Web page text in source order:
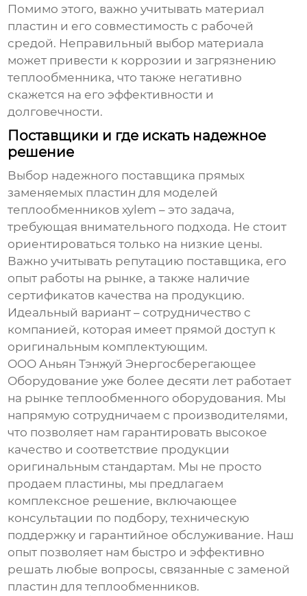
Помимо этого, важно учитывать материал
пластин и его совместимость с рабочей
средой. Неправильный выбор материала
может привести к коррозии и загрязнению
теплообменника, что также негативно
скажется на его эффективности и
долговечности.
Поставщики и где искать надежное
решение
Выбор надежного поставщика прямых
заменяемых пластин для моделей
теплообменников xylem – это задача,
требующая внимательного подхода. Не стоит
ориентироваться только на низкие цены.
Важно учитывать репутацию поставщика, его
опыт работы на рынке, а также наличие
сертификатов качества на продукцию.
Идеальный вариант – сотрудничество с
компанией, которая имеет прямой доступ к
оригинальным комплектующим.
ООО Аньян Тэнжуй Энергосберегающее
Оборудование уже более десяти лет работает
на рынке теплообменного оборудования. Мы
напрямую сотрудничаем с производителями,
что позволяет нам гарантировать высокое
качество и соответствие продукции
оригинальным стандартам. Мы не просто
продаем пластины, мы предлагаем
комплексное решение, включающее
консультации по подбору, техническую
поддержку и гарантийное обслуживание. Наш
опыт позволяет нам быстро и эффективно
решать любые вопросы, связанные сзаменой
пластин для теплообменников.